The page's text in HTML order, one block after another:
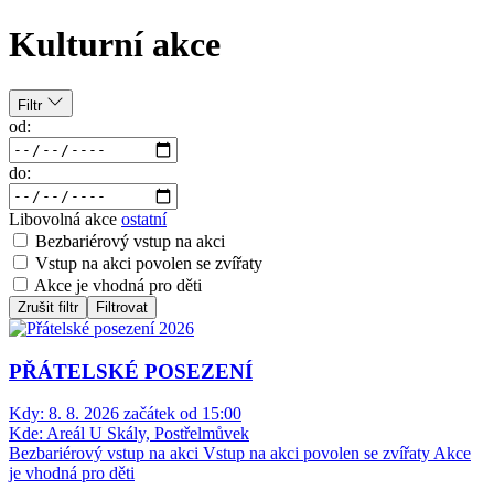
Kulturní akce
Filtr
od:
do:
Libovolná akce ostatní
Bezbariérový vstup na akci
Vstup na akci povolen se zvířaty
Akce je vhodná pro děti
Zrušit filtr Filtrovat
PŘÁTELSKÉ POSEZENÍ
Kdy: 8. 8. 2026 začátek od 15:00
Kde: Areál U Skály, Postřelmůvek
Bezbariérový vstup na akci Vstup na akci povolen se zvířaty Akce
je vhodná pro děti